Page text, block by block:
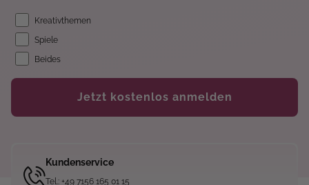
Kreativthemen
Spiele
Beides
Jetzt kostenlos anmelden
Kundenservice
Tel.: +49 7156 165 01 15